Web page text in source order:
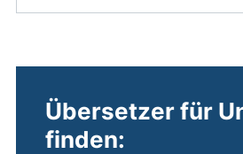
Übersetzer für
finden: